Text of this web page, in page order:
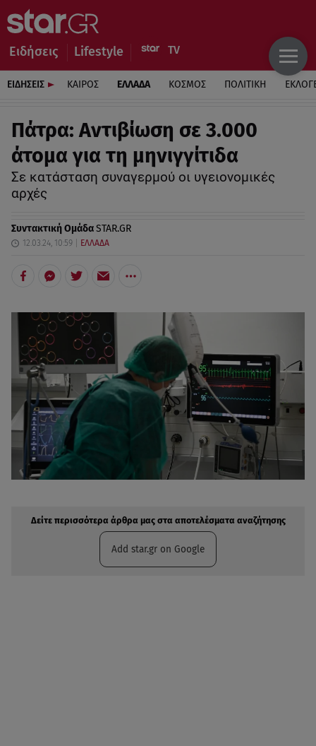
Ειδήσεις Lifestyle
ΕΙΔΗΣΕΙΣ ΚΑΙΡΟΣ ΕΛΛΑΔΑ ΚΟΣΜΟΣ ΠΟΛΙΤΙΚΗ
Πάτρα: Αντιβίωση σε 3.000
άτομα για τη μηνιγγίτιδα
Σε κατάσταση συναγερμού οι υγειονομικές
αρχές
Συντακτική ΟμάδαSTAR.GR
12.03.24, 10:59 ΕΛΛΑΔΑ
Δείτε περισσότερα άρθρα μας στα αποτελέσματα αναζήτησης
Add star.gr on Google